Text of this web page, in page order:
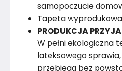
samopoczucie
Tapeta
PRODUKCJA
W pełni ekologiczna
lateksowego
przebiega bez